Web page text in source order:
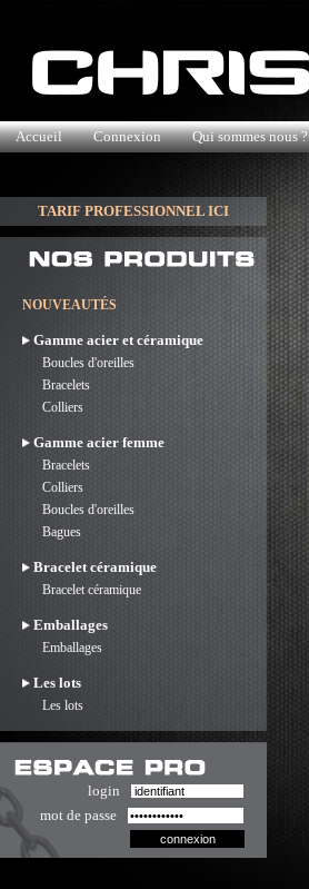
Accueil Connexion Qui sommes nous ?
TARIF PROFESSIONNEL ICI
NOUVEAUTÉS
Gamme acier et céramique
Boucles d'oreilles
Bracelets
Colliers
Gamme acier femme
Bracelets
Colliers
Boucles d'oreilles
Bagues
Bracelet céramique
Bracelet céramique
Emballages
Emballages
Les lots
Les lots
login
mot de passe